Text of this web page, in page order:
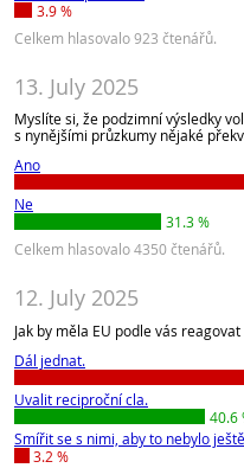
3.9 %
Celkem hlasovalo 923 čtenářů.
13. July 2025
Myslíte si, že podzimní výsledky
s nynějšími průzkumy nějaké
Ano
Ne
31.3 %
Celkem hlasovalo 4350 čtenářů.
12. July 2025
Jak by měla EU podle vás reagovat
Dál jednat.
Uvalit reciproční cla.
40.6
Smířit se s nimi, aby to nebylo
3.2 %